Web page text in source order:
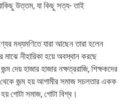
উত্তম, যা কিছু সত্য- তাই
মধ্যমণিতে যারা আছেন তারা হলেন
মাঝে নীহারিকা হয়ে অবস্থান করছে
দেয় হাজার হাজার নক্ষত্ররাজি, শিক্ষকদের
জন্ম হয় আগামীর সমাজ সচলতার একক
হয় গোটা সমাজ, গোটা বিশ্ব।